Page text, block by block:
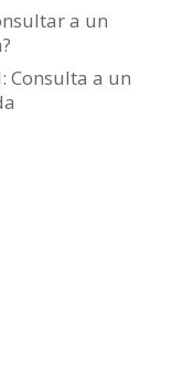
a un
Consulta a un